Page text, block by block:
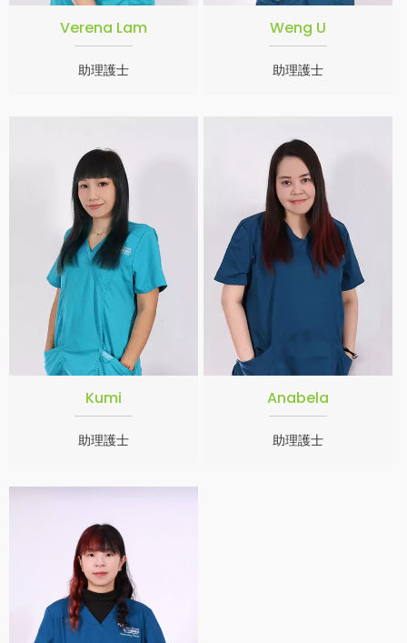
Verena Lam
助理護士
Weng U
助理護士
Kumi
助理護士
Anabela
助理護士